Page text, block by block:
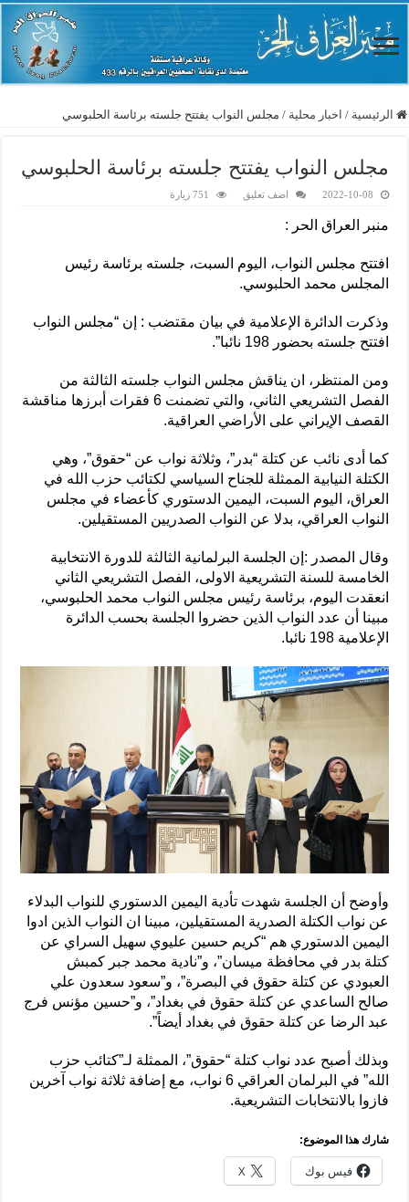
الرئيسية / اخبار محلية / مجلس النواب يفتتح جلسته برئاسة الحلبوسي
مجلس النواب يفتتح جلسته برئاسة الحلبوسي
2022-10-08 اضف تعليق 751 زيارة
منبر العراق الحر :
افتتح مجلس النواب، اليوم السبت، جلسته برئاسة رئيس
المجلس محمد الحلبوسي.
وذكرت الدائرة الإعلامية في بيان مقتضب : إن “مجلس النواب
افتتح جلسته بحضور 198 نائبا”.
ومن المنتظر، ان يناقش مجلس النواب جلسته الثالثة من
الفصل التشريعي الثاني، والتي تضمنت 6 فقرات أبرزها مناقشة
القصف الإيراني على الأراضي العراقية.
كما أدى نائب عن كتلة “بدر”، وثلاثة نواب عن “حقوق”، وهي
الكتلة النيابية الممثلة للجناح السياسي لكتائب حزب الله في
العراق، اليوم السبت، اليمين الدستوري كأعضاء في مجلس
النواب العراقي، بدلا عن النواب الصدريين المستقيلين.
وقال المصدر :إن الجلسة البرلمانية الثالثة للدورة الانتخابية
الخامسة للسنة التشريعية الاولى، الفصل التشريعي الثاني
انعقدت اليوم، برئاسة رئيس مجلس النواب محمد الحلبوسي،
مبينا أن عدد النواب الذين حضروا الجلسة بحسب الدائرة
الإعلامية 198 نائبا.
وأوضح أن الجلسة شهدت تأدية اليمين الدستوري للنواب البدلاء
عن نواب الكتلة الصدرية المستقيلين، مبينا ان النواب الذين ادوا
اليمين الدستوري هم “كريم حسين عليوي سهيل السراي عن
كتلة بدر في محافظة ميسان”، و”نادية محمد جبر كمبش
العبودي عن كتلة حقوق في البصرة”، و”سعود سعدون علي
صالح الساعدي عن كتلة حقوق في بغداد”، و”حسين مؤنس فرج
عبد الرضا عن كتلة حقوق في بغداد أيضاً”.
وبذلك أصبح عدد نواب كتلة “حقوق”، الممثلة لـ”كتائب حزب
الله” في البرلمان العراقي 6 نواب، مع إضافة ثلاثة نواب آخرين
فازوا بالانتخابات التشريعية.
شارك هذا الموضوع:
فيس بوك X